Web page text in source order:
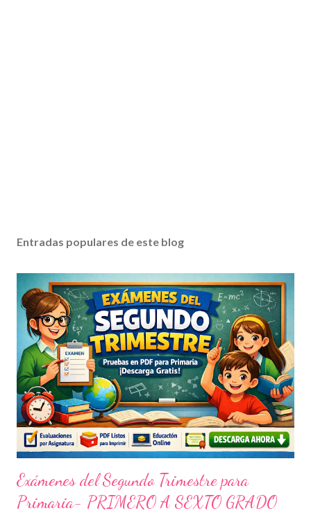
Entradas populares de este blog
Exámenes del Segundo Trimestre para
Primaria- PRIMERO A SEXTO GRADO